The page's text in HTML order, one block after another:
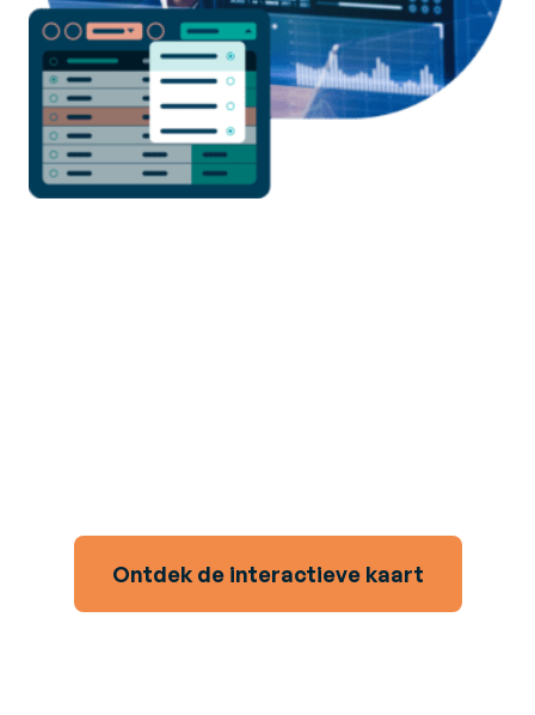
Ontdek de interactieve kaart